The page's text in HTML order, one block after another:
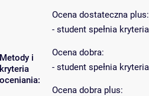
Metody i
kryteria
oceniania:
Ocena dostateczna plus:
- student spełnia
Ocena dobra:
- student spełnia
Ocena dobra plus: